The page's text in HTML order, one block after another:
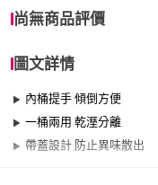
尚無商品評價
圖文詳情
內桶提手 傾倒方便
一桶兩用 乾溼分離
帶蓋設計 防止異味散出